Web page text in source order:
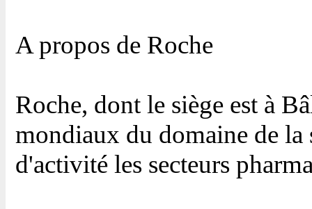
A propos de Roche
Roche, dont le siège est à
mondiaux du domaine de
d'activité les secteurs